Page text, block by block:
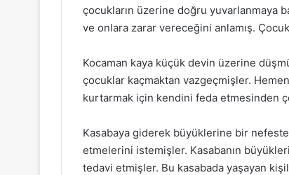
çocukların üzerine doğru yuvarlanmaya
ve onlara zarar vereceğini anlamış.
Kocaman kaya küçük devin üzerine
çocuklar kaçmaktan vazgeçmişler.
kurtarmak için kendini feda etmesinden
Kasabaya giderek büyüklerine bir
etmelerini istemişler. Kasabanın
tedavi etmişler. Bu kasabada yaşayan